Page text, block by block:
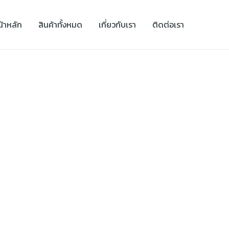
าหลัก สินค้าทั้งหมด เกี่ยวกับเรา ติดต่อเรา